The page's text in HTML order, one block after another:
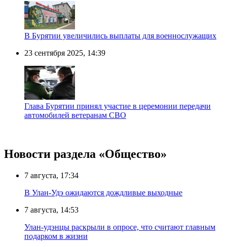
В Бурятии увеличились выплаты для военнослужащих
23 сентября 2025, 14:39
Глава Бурятии принял участие в церемонии передачи
автомобилей ветеранам СВО
Новости раздела «Общество»
7 августа, 17:34
В Улан-Удэ ожидаются дождливые выходные
7 августа, 14:53
Улан-удэнцы раскрыли в опросе, что считают главным
подарком в жизни